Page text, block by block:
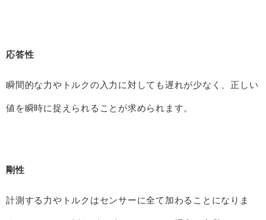
応答性
瞬間的な力やトルクの入力に対しても遅れが少なく、正しい
値を瞬時に捉えられることが求められます。
剛性
計測する力やトルクはセンサーに全て加わることになりま